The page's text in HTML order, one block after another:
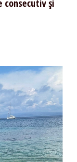
consecutiv și